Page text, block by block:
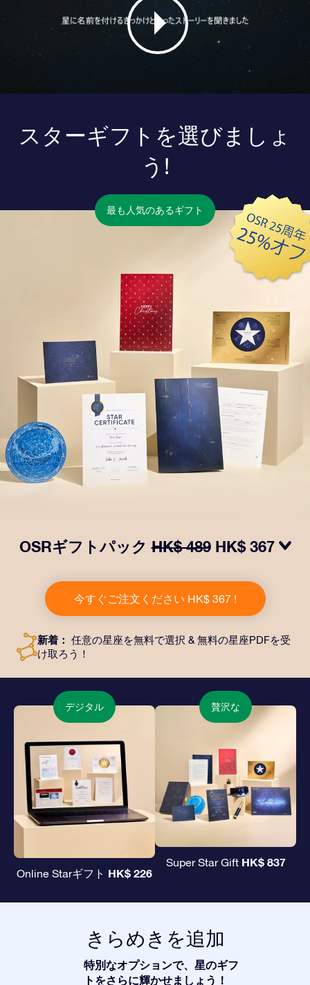
スターギフトを選びましょ
う!
最も人気のあるギフト
OSRギフトパックHK$ 489 HK$ 367
所に送付される美しい封筒とカスタマイズされたドキュ
メント、デジタルドキュメントが含まれている他、弊社
のアプリを無料で利用できます。大切や人や友達に永遠
今すぐご注文ください HK$ 367 !
新着： 任意の星座を無料で選択 & 無料の星座PDFを受
け取ろう！
デジタル
Online Starギフト HK$ 226
贅沢な
Super Star Gift HK$ 837
きらめきを追加
特別なオプションで、星のギフ
トをさらに輝かせましょう！